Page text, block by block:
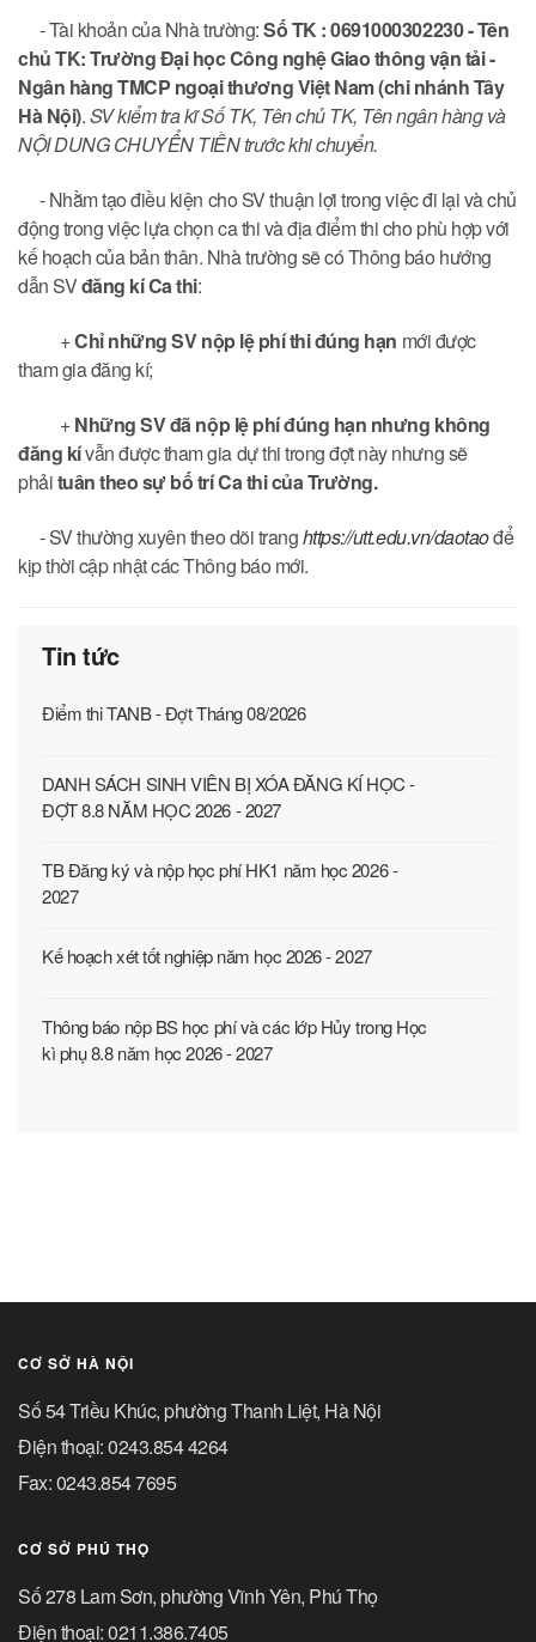
- Tài khoản của Nhà trường:Số TK : 0691000302230 - Tên
chủ TK: Trường Đại học Công nghệ Giao thông vận tải -
Ngân hàng TMCP ngoại thương Việt Nam (chi nhánh Tây
Hà Nội).SV kiểm tra kĩ Số TK, Tên chủ TK, Tên ngân hàng và
NỘI DUNG CHUYỂN TIỀN trước khi chuyển.
- Nhằm tạo điều kiện cho SV thuận lợi trong việc đi lại và chủ
động trong việc lựa chọn ca thi và địa điểm thi cho phù hợp với
kế hoạch của bản thân. Nhà trường sẽ có Thông báo hướng
dẫn SVđăng kí Ca thi:
+Chỉ những SV nộp lệ phí thi đúng hạn mới được
tham gia đăng kí;
+Những SV đã nộp lệ phí đúng hạn nhưng không
đăng kívẫn được tham gia dự thi trong đợt này nhưng sẽ
phảituân theo sự bố trí Ca thi của Trường.
- SV thường xuyên theo dõi tranghttps://utt.edu.vn/daotaođể
kịp thời cập nhật các Thông báo mới.
Tin tức
Điểm thi TANB - Đợt Tháng 08/2026
DANH SÁCH SINH VIÊN BỊ XÓA ĐĂNG KÍ HỌC -
ĐỢT 8.8 NĂM HỌC 2026 - 2027
TB Đăng ký và nộp học phí HK1 năm học 2026 -
2027
Kế hoạch xét tốt nghiệp năm học 2026 - 2027
Thông báo nộp BS học phí và các lớp Hủy trong Học
kì phụ 8.8 năm học 2026 - 2027
CƠ SỞ HÀ NỘI
Số 54 Triều Khúc, phường Thanh Liệt, Hà Nội
Điện thoại: 0243.854 4264
Fax: 0243.854 7695
CƠ SỞ PHÚ THỌ
Số 278 Lam Sơn, phường Vĩnh Yên, Phú Thọ
Điện thoại: 0211.386.7405